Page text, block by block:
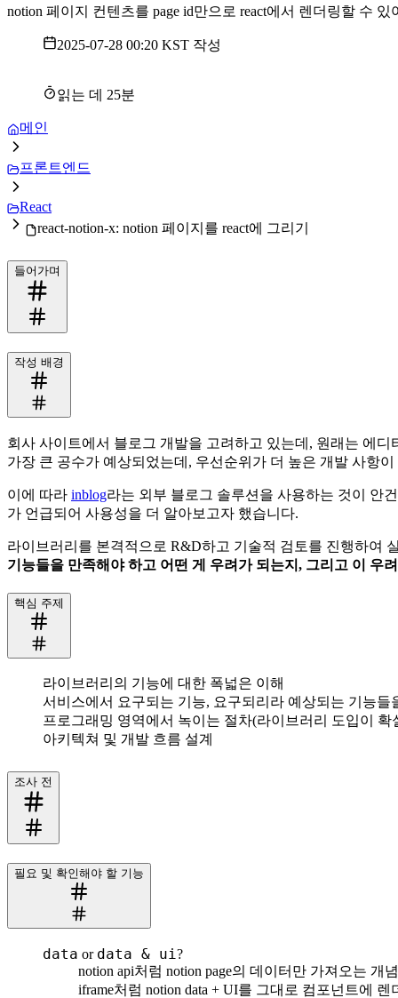
notion 페이지 컨텐츠를 page id만으로 react에서 렌더링할 수 있
2025-07-28 00:20 KST 작성
읽는 데 25분
메인
프론트엔드
React
react-notion-x: notion 페이지를 react에 그리기
들어가며
작성 배경
회사 사이트에서 블로그 개발을 고려하고 있는데, 원래는 에
가장 큰 공수가 예상되었는데, 우선순위가 더 높은 개발 사항
이에 따라 inblog라는 외부 블로그 솔루션을 사용하는 것이 안
가 언급되어 사용성을 더 알아보고자 했습니다.
라이브러리를 본격적으로 R&D하고 기술적 검토를 진행하여
기능들을 만족해야 하고 어떤 게 우려가 되는지, 그리고 이 우
핵심 주제
라이브러리의 기능에 대한 폭넓은 이해
서비스에서 요구되는 기능, 요구되리라 예상되는 기능
프로그래밍 영역에서 녹이는 절차(라이브러리 도입이 확
아키텍쳐 및 개발 흐름 설계
조사 전
필요 및 확인해야 할 기능
data or data & ui?
notion api처럼 notion page의 데이터만 가져오는 개
iframe처럼 notion data + UI를 그대로 컴포넌트에